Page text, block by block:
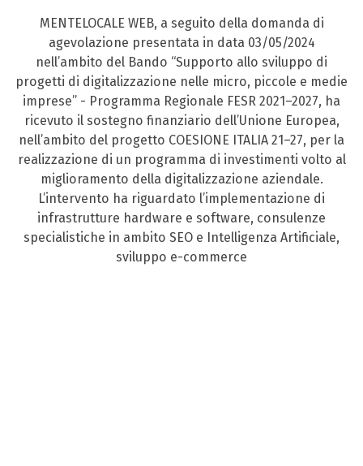
MENTELOCALE WEB, a seguito della domanda di
agevolazione presentata in data 03/05/2024
nell’ambito del Bando “Supporto allo sviluppo di
progetti di digitalizzazione nelle micro, piccole e medie
imprese” - Programma Regionale FESR 2021–2027, ha
ricevuto il sostegno finanziario dell’Unione Europea,
nell’ambito del progetto COESIONE ITALIA 21–27, per la
realizzazione di un programma di investimenti volto al
miglioramento della digitalizzazione aziendale.
L’intervento ha riguardato l’implementazione di
infrastrutture hardware e software, consulenze
specialistiche in ambito SEO e Intelligenza Artificiale,
sviluppo e-commerce